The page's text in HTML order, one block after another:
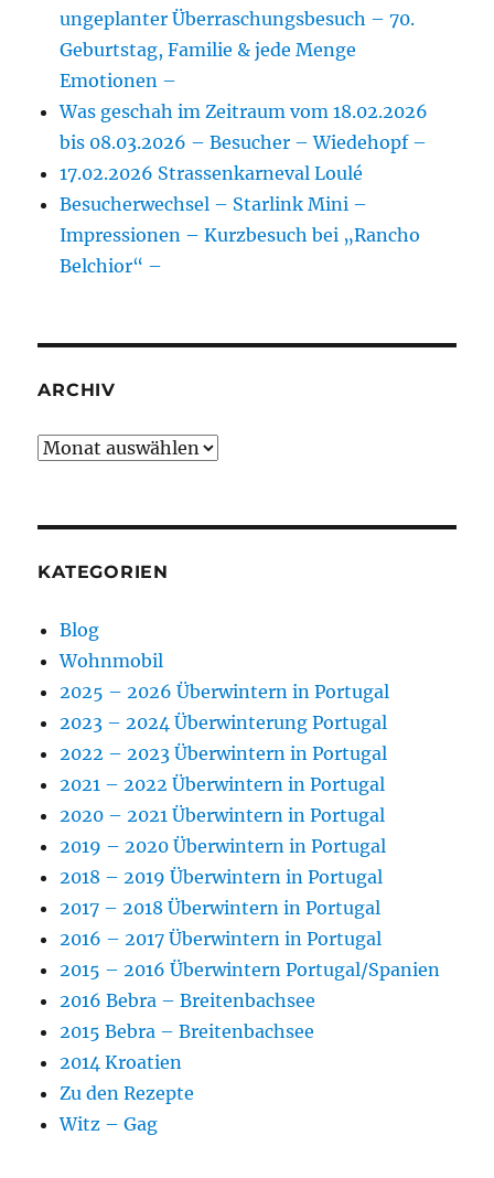
ungeplanter Überraschungsbesuch – 70.
Geburtstag, Familie & jede Menge
Emotionen –
Was geschah im Zeitraum vom 18.02.2026
bis 08.03.2026 – Besucher – Wiedehopf –
17.02.2026 Strassenkarneval Loulé
Besucherwechsel – Starlink Mini –
Impressionen – Kurzbesuch bei „Rancho
Belchior“ –
ARCHIV
Archiv
KATEGORIEN
Blog
Wohnmobil
2025 – 2026 Überwintern in Portugal
2023 – 2024 Überwinterung Portugal
2022 – 2023 Überwintern in Portugal
2021 – 2022 Überwintern in Portugal
2020 – 2021 Überwintern in Portugal
2019 – 2020 Überwintern in Portugal
2018 – 2019 Überwintern in Portugal
2017 – 2018 Überwintern in Portugal
2016 – 2017 Überwintern in Portugal
2015 – 2016 Überwintern Portugal/Spanien
2016 Bebra – Breitenbachsee
2015 Bebra – Breitenbachsee
2014 Kroatien
Zu den Rezepte
Witz – Gag